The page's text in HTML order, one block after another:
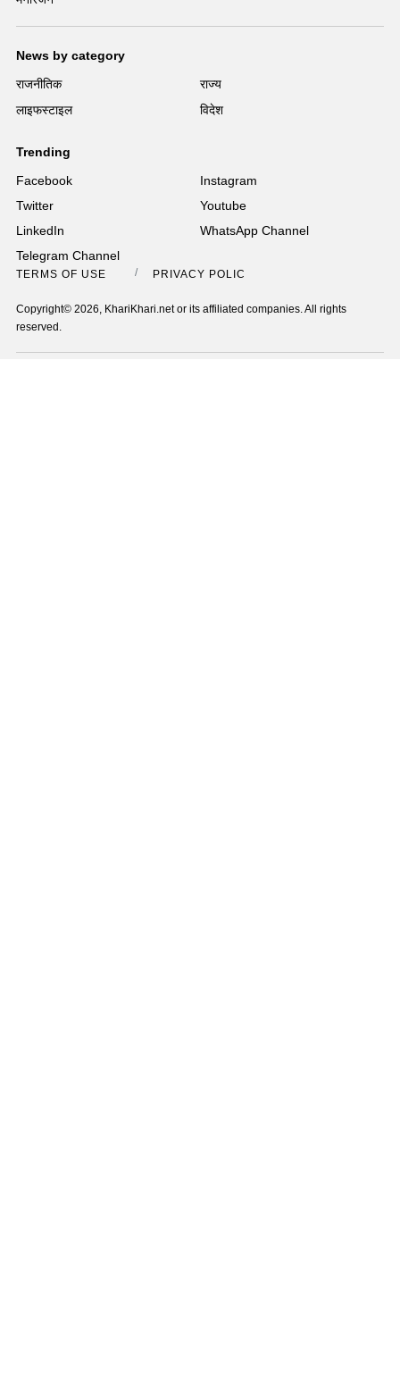
News by category
राजनीतिक
राज्य
लाइफस्टाइल
विदेश
Trending
Facebook
Instagram
Twitter
Youtube
LinkedIn
WhatsApp Channel
Telegram Channel
TERMS OF USE PRIVACY POLICY
Copyright© 2026, KhariKhari.net or its affiliated companies. All rights
reserved.